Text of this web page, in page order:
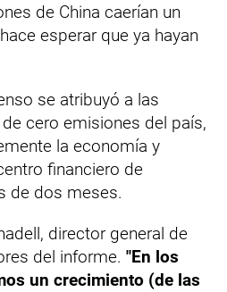
de China caerían un
esperar que ya hayan
se atribuyó a las
cero emisiones del país,
la economía y
financiero de
de dos meses.
director general de
del informe. "En los
un crecimiento (de las